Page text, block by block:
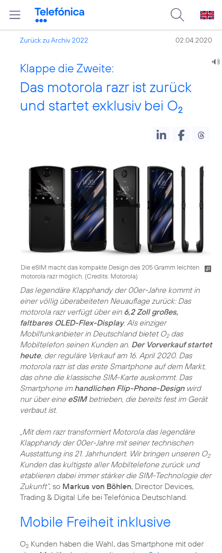
Zurück zu Archiv 2022 02.04.2020
Klappe die Zweite:
Das motorola razr ist zurück
und startet exklusiv bei O2
Die eSIM macht das kompakte Design des 205 Gramm leichten
motorola razr möglich. (Credits: Motorola)
Das legendäre Klapphandy der 00er-Jahre kommt in
einer völlig überabeiteten Neuauflage zurück: Das
motorola razr verfügt über ein 6,2 Zoll großes,
faltbares OLED-Flex-Display. Als einziger
Mobilfunkanbieter in Deutschland bietet O2das
Mobiltelefon seinen Kunden an. Der Vorverkauf startet
heute, der reguläre Verkauf am 16. April 2020. Das
motorola razr ist das erste Smartphone auf dem Markt,
das ohne die klassische SIM-Karte auskommt. Das
Smartphone im handlichen Flip-Phone-Designwird
nur über eine eSIMbetrieben, die bereits fest im Gerät
verbaut ist.
„Mit dem razr transformiert Motorola das legendäre
Klapphandy der 00er-Jahre mit seiner technischen
Ausstattung ins 21. Jahrhundert. Wir bringen unseren O2
Kunden das kultigste aller Mobiltelefone zurück und
etablieren dabei immer stärker die SIM-Technologie der
Zukunft“, so Markus von Böhlen, Director Devices,
Trading & Digital Life bei Telefónica Deutschland.
Mobile Freiheit inklusive
O2 Kunden haben die Wahl, das Smartphone mit oder